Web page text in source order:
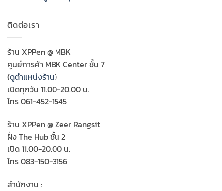
ติดต่อเรา
ร้าน XPPen @ MBK
ศูนย์การค้า MBK Center ชั้น 7
(ดูตำแหน่งร้าน)
เปิดทุกวัน 11.00-20.00 น.
โทร 061-452-1545
ร้าน XPPen @ Zeer Rangsit
ฝั่ง The Hub ชั้น 2
เปิด 11.00-20.00 น.
โทร 083-150-3156
สำนักงาน :